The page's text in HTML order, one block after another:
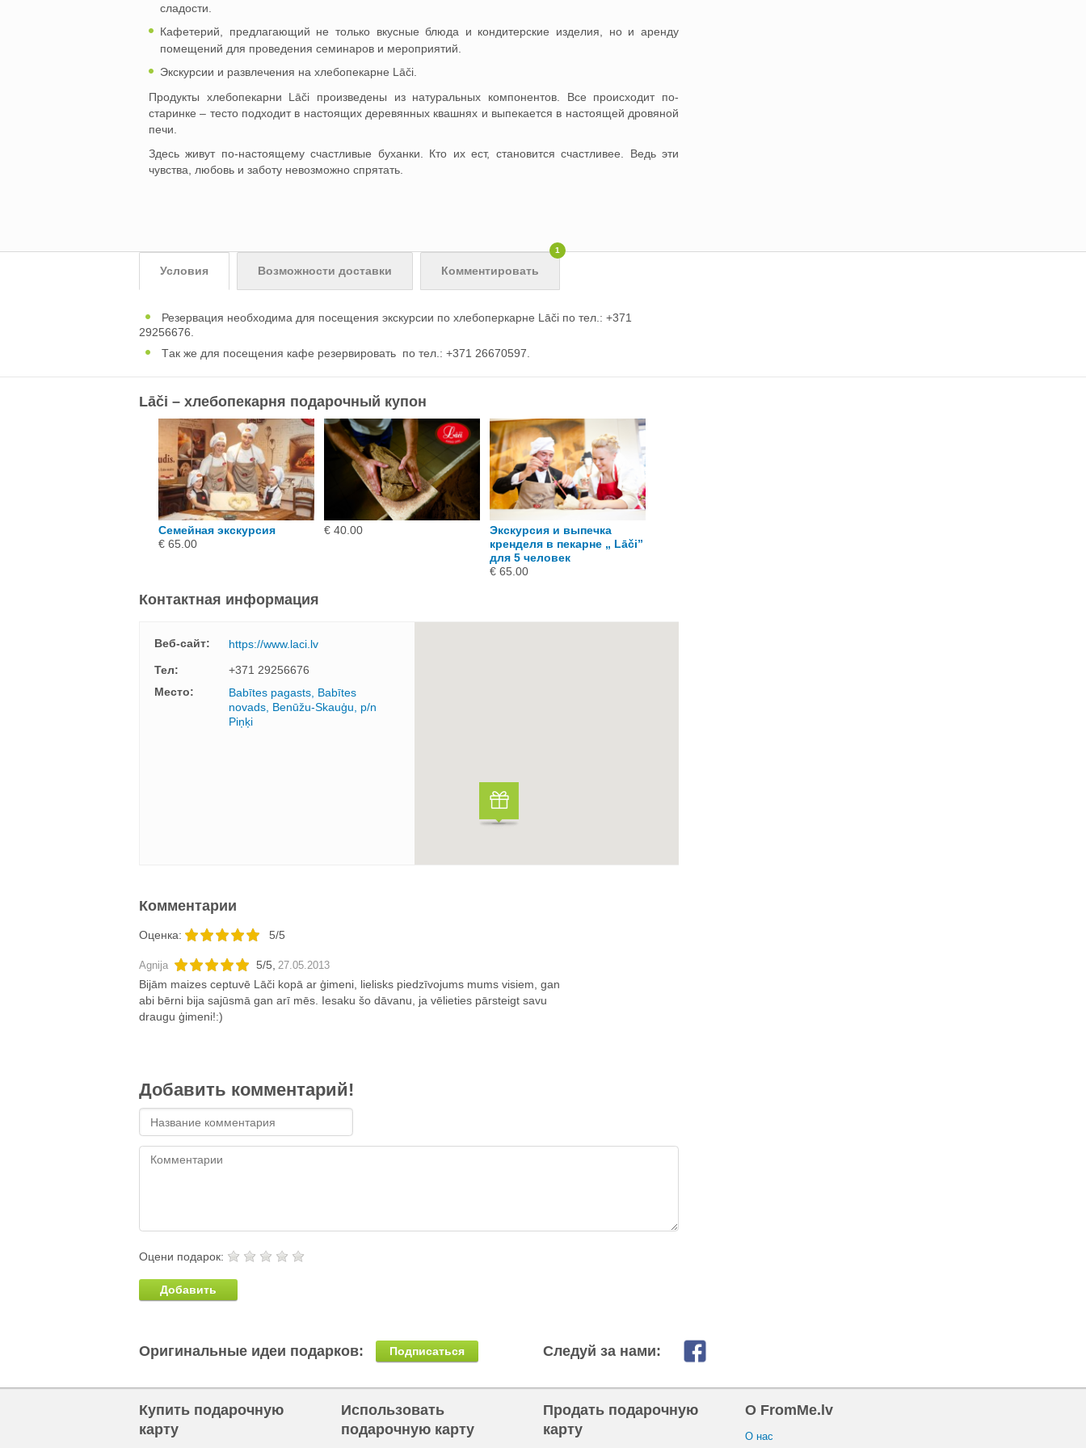
сладости.
Кафетерий, предлагающий не только вкусные блюда и кондитерские изделия, но и аренду
помещений для проведения семинаров и мероприятий.
Экскурсии и развлечения на хлебопекарне Lāči.
Продукты хлебопекарни Lāči произведены из натуральных компонентов. Все происходит по-
старинке – тесто подходит в настоящих деревянных квашнях и выпекается в настоящей дровяной
печи.
Здесь живут по-настоящему счастливые буханки. Кто их ест, становится счастливее. Ведь эти
чувства, любовь и заботу невозможно спрятать.
Условия Возможности доставки Комментировать
1
Резервация необходима для посещения экскурсии по хлебоперкарне Lāči по тел.: +371
29256676.
Tак же для посещения кафе резервировать по тел.: +371 26670597.
Lāči – хлебопекарня подарочный купон
Семейная экскурсия
€ 65.00
€ 40.00
Экскурсия и выпечка
кренделя в пекарне „ Lāči”
для 5 человек
€ 65.00
Контактная информация
Веб-сайт:
https://www.laci.lv
Тел:
+371 29256676
Mесто:
Babītes pagasts, Babītes
novads, Benūžu-Skauģu, p/n
Piņķi
Комментарии
Oценка: 5/5
Agnija 5/5 27.05.2013
Bijām maizes ceptuvē Lāči kopā ar ģimeni, lielisks piedzīvojums mums visiem, gan
abi bērni bija sajūsmā gan arī mēs. Iesaku šo dāvanu, ja vēlieties pārsteigt savu
draugu ģimeni!:)
Добавить комментарий!
Оцени подарок:
Добавить
Следуй за нами:
Оригинальные идеи подарков: Подписаться
Купить подарочную
карту
Использовать
подарочную карту
Продать подарочную
карту
O FromMe.lv
O нас